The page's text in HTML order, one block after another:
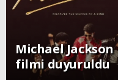
Michael
filmi duyuruldu